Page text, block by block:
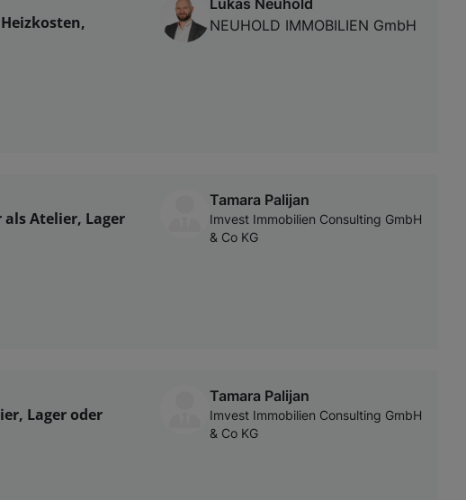
NEUHOLD IMMOBILIEN GmbH
als Atelier, Lager
Tamara Palijan
Imvest Immobilien Consulting GmbH
& Co KG
Lager oder
Tamara Palijan
Imvest Immobilien Consulting GmbH
& Co KG